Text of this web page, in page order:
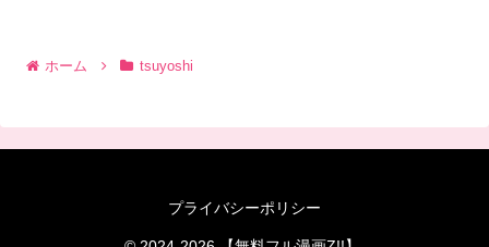
ホーム tsuyoshi
プライバシーポリシー